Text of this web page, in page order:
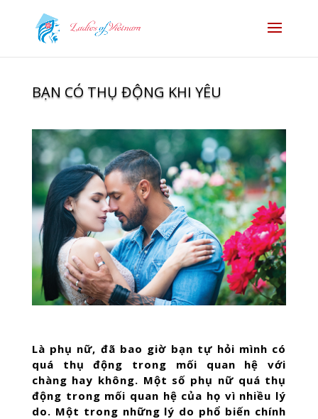
BẠN CÓ THỤ ĐỘNG KHI YÊU
Là phụ nữ, đã bao giờ bạn tự hỏi mình có
quá thụ động trong mối quan hệ với
chàng hay không. Một số phụ nữ quá thụ
động trong mối quan hệ của họ vì nhiều lý
do. Một trong những lý do phổ biến chính